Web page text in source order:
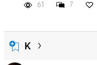
61 7
K